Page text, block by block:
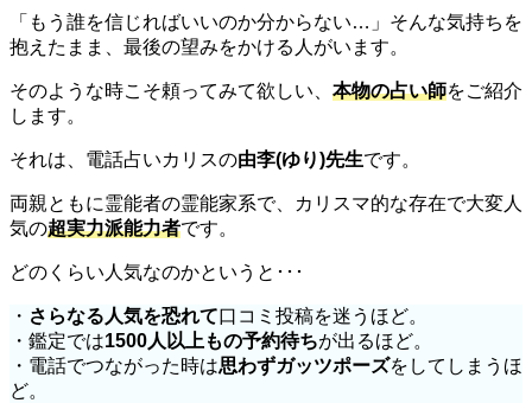
「もう誰を信じればいいのか分からない…」そんな気持ちを
抱えたまま、最後の望みをかける人がいます。
そのような時こそ頼ってみて欲しい、 本物の占い師をご紹介
します。
それは、電話占いカリスの由李(ゆり)先生です。
両親ともに霊能者の霊能家系で、カリスマ的な存在で大変人
気の超実力派能力者です。
どのくらい人気なのかというと･･･
・ さらなる人気を恐れて口コミ投稿を迷うほど。
・鑑定では1500人以上もの予約待ちが出るほど。
・電話でつながった時は思わずガッツポーズをしてしまうほ
ど。